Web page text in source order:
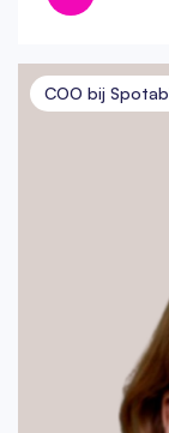
COO bij